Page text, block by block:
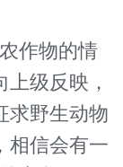
作物的情
级反映，
求野生动物
相信会有一